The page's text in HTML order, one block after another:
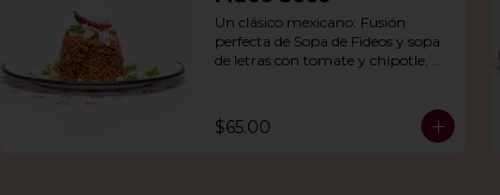
Un clásico mexicano: Fusión
perfecta de Sopa de Fideos y sopa
de letras con tomate y chipotle,
$65.00